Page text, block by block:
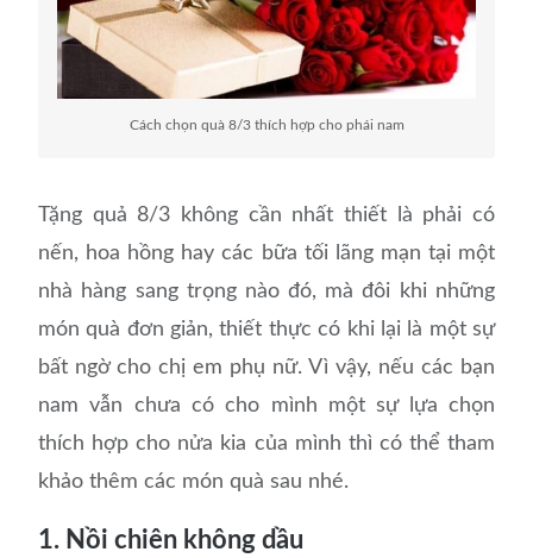
Cách chọn quà 8/3 thích hợp cho phái nam
Tặng quả 8/3 không cần nhất thiết là phải có
nến, hoa hồng hay các bữa tối lãng mạn tại một
nhà hàng sang trọng nào đó, mà đôi khi những
món quà đơn giản, thiết thực có khi lại là một sự
bất ngờ cho chị em phụ nữ. Vì vậy, nếu các bạn
nam vẫn chưa có cho mình một sự lựa chọn
thích hợp cho nửa kia của mình thì có thể tham
khảo thêm các món quà sau nhé.
1. Nồi chiên không dầu